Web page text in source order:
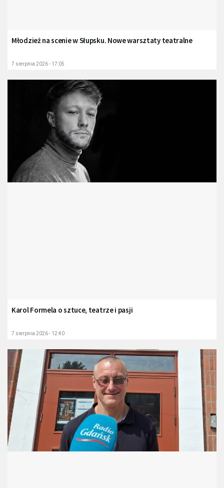
Młodzież na scenie w Słupsku. Nowe warsztaty teatralne
7 sierpnia 2026 - 17:05
Karol Formela o sztuce, teatrze i pasji
7 sierpnia 2026 - 12:40